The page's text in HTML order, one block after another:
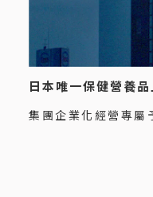
日本唯一保健營養
集團企業化經營專屬